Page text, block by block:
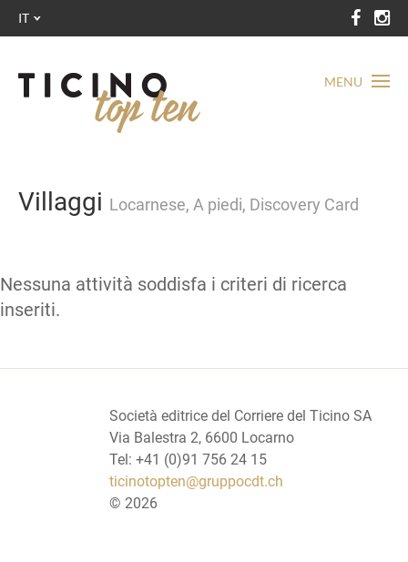
MENU
IT
Villaggi Locarnese, A piedi, Discovery Card
Nessuna attività soddisfa i criteri di ricerca
inseriti.
Società editrice del Corriere del Ticino SA
Via Balestra 2, 6600 Locarno
Tel: +41 (0)91 756 24 15
ticinotopten@gruppocdt.ch
© 2026